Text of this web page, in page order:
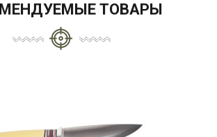
ТОВАРЫ